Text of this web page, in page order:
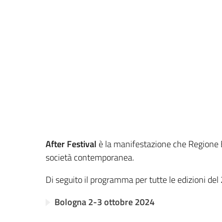
After Festival è la manifestazione che
società contemporanea.
Di seguito il programma per tutte le edizioni del
Bologna 2-3 ottobre 2024